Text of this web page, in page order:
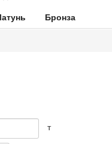
Бронза
т